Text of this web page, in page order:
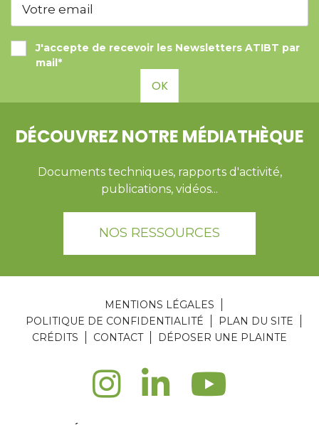
J'accepte de recevoir les Newsletters ATIBT par
mail*
OK
DÉCOUVREZ NOTRE MÉDIATHÈQUE
Documents techniques, rapports d'activité,
publications, vidéos...
NOS RESSOURCES
MENTIONS LÉGALES
POLITIQUE DE CONFIDENTIALITÉ
PLAN DU SITE
CRÉDITS
CONTACT DÉPOSER UNE PLAINTE